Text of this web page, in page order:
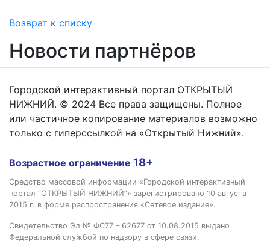
Возврат к списку
Новости партнёров
Городской интерактивный портал ОТКРЫТЫЙ
НИЖНИЙ. © 2024 Все права защищены. Полное
или частичное копирование материалов возможно
только с гиперссылкой на «Открытый Нижний».
Возрастное ограничение 18+
Средство массовой информации «Городской интерактивный
портал “ОТКРЫТЫЙ НИЖНИЙ”» зарегистрировано 10 августа
2015 г. в форме распространения «Сетевое издание».
Свидетельство Эл № ФС77 – 62677 от 10.08.2015 выдано
Федеральной службой по надзору в сфере связи,